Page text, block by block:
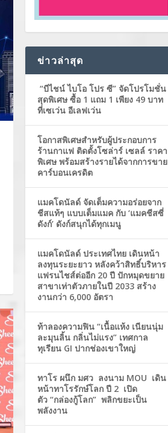
ข่าวล่าสุด
“บีไชน์ ไบโอ โปร ซี” จัดโปรโมชั่น
สุดพิเศษ ซื้อ 1 แถม 1 เพียง 49 บาท
ที่เซเว่น อีเลฟเว่น
โอกาสพิเศษสำหรับผู้ประกอบการ
ร้านกาแฟ ติดตั้งโซล่าร์ เซลล์ ราคา
พิเศษ พร้อมสร้างรายได้จากการขาย
คาร์บอนเครดิต
แมคโดนัลด์ จัดเต็มความอร่อยจาก
ชีสแท้ๆ แบบเต็มแมค กับ ‘แมคชีสซี่
ดังก์’ ดังก์สนุกได้ทุกเมนู
แมคโดนัลด์ ประเทศไทย เดินหน้า
ลงทุนระยะยาว หลังคว้าสิทธิ์บริหาร
แฟรนไชส์ต่ออีก 20 ปี ปักหมุดขยาย
สาขาเท่าตัวภายในปี 2033 สร้าง
งานกว่า 6,000 อัตรา
ท้าลองความฟิน “เนื้อแห้ง เนียนนุ่ม
ละมุนลิ้น กลิ่นไม่แรง” เทศกาล
ทุเรียน GI ปากช่องเขาใหญ่
ทาโร ผนึก มศว ลงนาม MOU เดิน
หน้าทาโรรักษ์โลก ปี 2 เปิด
ตัว “กล่องกู้โลก” พลิกขยะเป็น
พลังงาน